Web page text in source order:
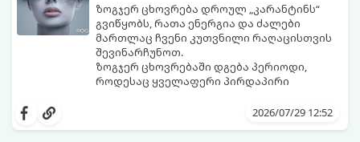
ზოგჯერ ცხოვრება დროულ „კარანტინს“
გვიწყობს, რათა ენერგია და ძალები
მართლაც ჩვენი კუთვნილი რაღაცისთვის
შევინარჩუნოთ.
ზოგჯერ ცხოვრებაში დგება პერიოდი,
როდესაც ყველაფერი პირდაპირი
იშლება მნიშვნელოვანი გარიგებები,
2026/07/29 12:52